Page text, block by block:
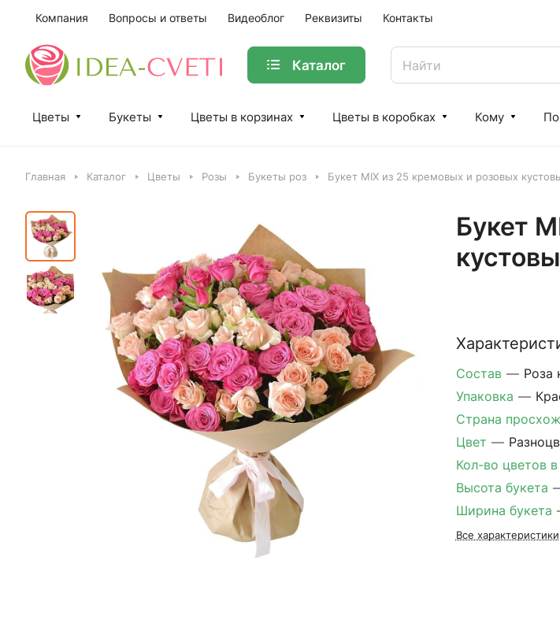
Компания Вопросы и ответы Видеоблог Реквизиты Контакты
Каталог
Цветы Букеты Цветы в корзинах Цветы в коробках Кому
Главная Каталог Цветы Розы Букеты роз Букет MIX из 25 кремовых и розовых
Букет
Состав — Роза
Упаковка —
Страна
Цвет —
Кол-во цветов
Высота букета
Ширина букета
Все характеристики